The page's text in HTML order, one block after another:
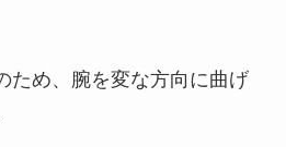
ため、腕を変な方向に曲げ